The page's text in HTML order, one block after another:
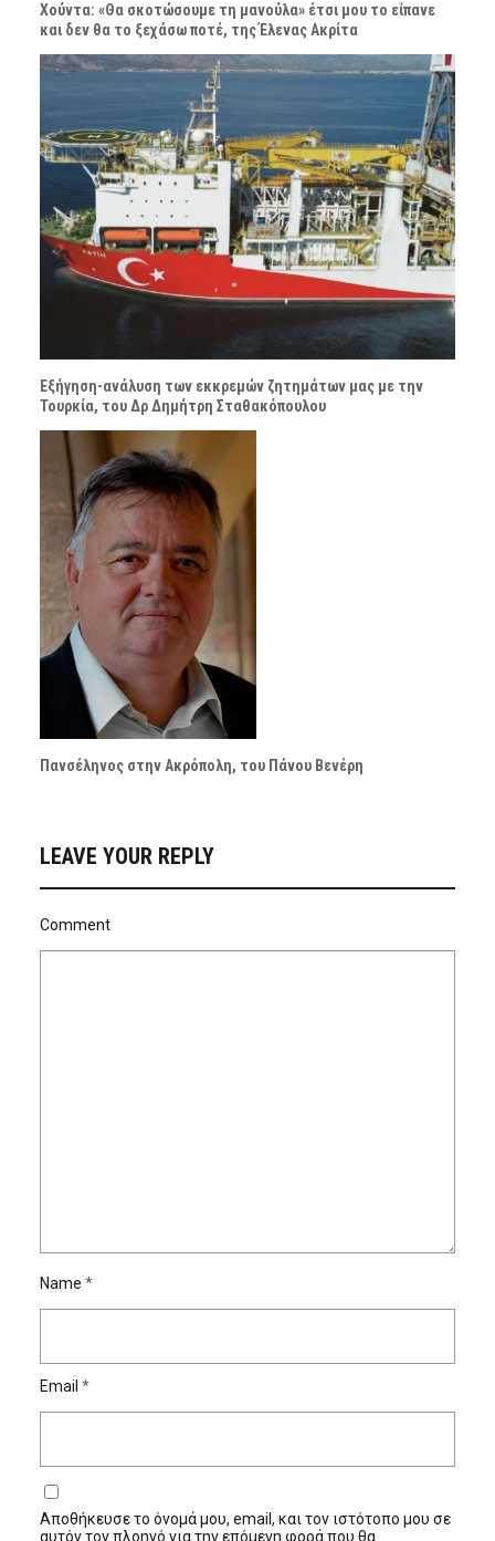
Χούντα: «Θα σκοτώσουμε τη μανούλα» έτσι μου το είπανε
και δεν θα το ξεχάσω ποτέ, της Έλενας Ακρίτα
Εξήγηση-ανάλυση των εκκρεμών ζητημάτων μας με την
Τουρκία, του Δρ Δημήτρη Σταθακόπουλου
Πανσέληνος στην Ακρόπολη, του Πάνου Βενέρη
LEAVE YOUR REPLY
Comment
Name *
Email *
Αποθήκευσε το όνομά μου, email, και τον ιστότοπο μου σε
αυτόν τον πλοηγό για την επόμενη φορά που θα